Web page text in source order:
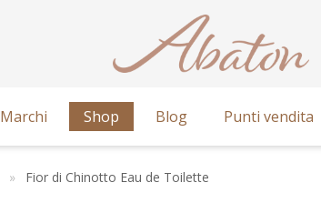
Marchi Shop Blog Punti vendita
Fior di Chinotto Eau de Toilette